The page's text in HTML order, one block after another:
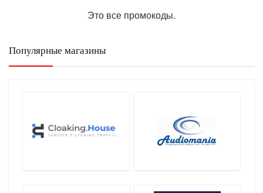
Это все промокоды.
Популярные магазины